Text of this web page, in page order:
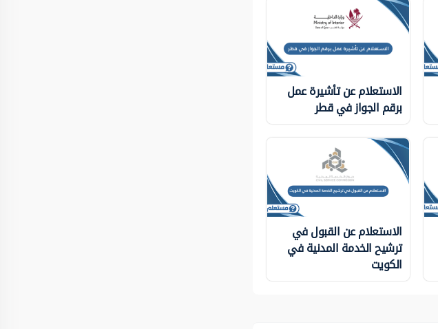
الاستعلام عن تأشيرة عمل
برقم الجواز في قطر
الاستعلام عن القبول في
ترشيح الخدمة المدنية في
الكويت